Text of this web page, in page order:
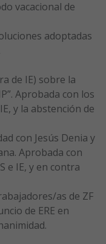
vacacional de
adoptadas
de IE) sobre la
Aprobada con los
y la abstención de
con Jesús Denia y
Aprobada con
e IE, y en contra
as de ZF
de ERE en